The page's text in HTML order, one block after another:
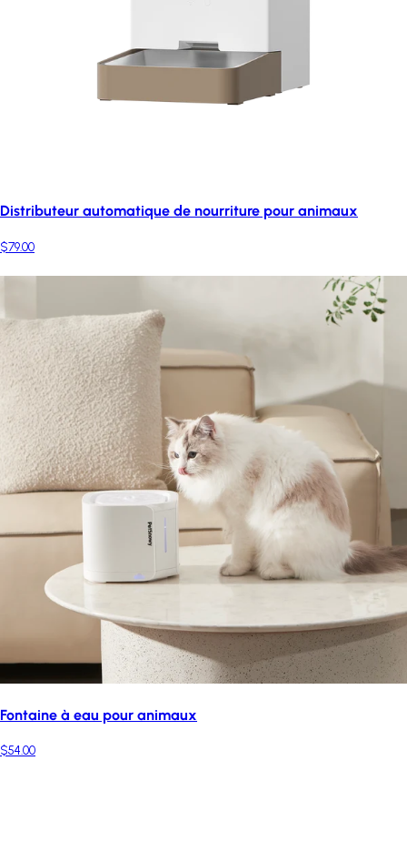
Distributeur automatique de nourriture pour animaux
$79.00
Fontaine à eau pour animaux
$54.00